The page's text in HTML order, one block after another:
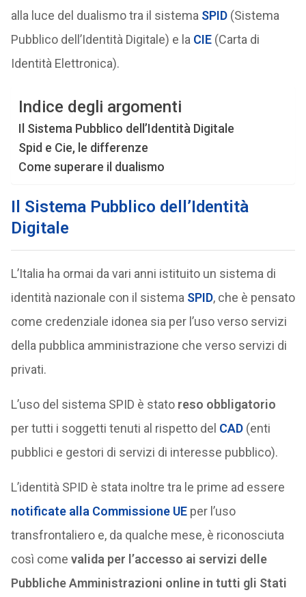
alla luce del dualismo tra il sistema SPID (Sistema
Pubblico dell’Identità Digitale) e la CIE (Carta di
Identità Elettronica).
Indice degli argomenti
Il Sistema Pubblico dell’Identità Digitale
Spid e Cie, le differenze
Come superare il dualismo
Il Sistema Pubblico dell’Identità
Digitale
L’Italia ha ormai da vari anni istituito un sistema di
identità nazionale con il sistema SPID, che è pensato
come credenziale idonea sia per l’uso verso servizi
della pubblica amministrazione che verso servizi di
privati.
L’uso del sistema SPID è stato reso obbligatorio
per tutti i soggetti tenuti al rispetto del CAD (enti
pubblici e gestori di servizi di interesse pubblico).
L’identità SPID è stata inoltre tra le prime ad essere
notificate alla Commissione UEper l’uso
transfrontaliero e, da qualche mese, è riconosciuta
così come valida per l’accesso ai servizi delle
Pubbliche Amministrazioni online in tutti gli Stati